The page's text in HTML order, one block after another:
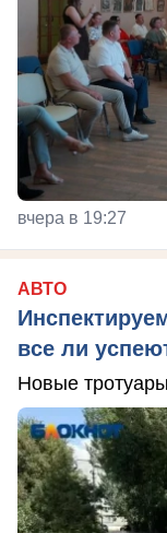
вчера в 19:27
АВТО
все ли
Новые